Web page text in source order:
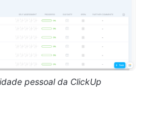
pessoal da ClickUp